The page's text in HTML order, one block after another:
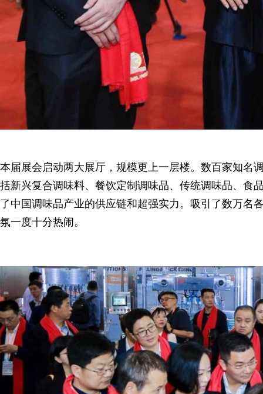
本届展会启动两大展厅，规模更上一层楼。数百家知名
括新兴复合调味料、餐饮定制调味品、传统调味品、食
了中国调味品产业的供应链和超强实力。吸引了数万名
氛一度十分热闹。